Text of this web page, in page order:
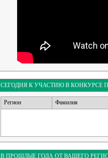
СЕГОДНЯ К УЧАСТИЮ В КОНКУРСЕ
Регион Фамилия
В ПРОШЛЫЕ ГОДА ОТ ВАШЕГО